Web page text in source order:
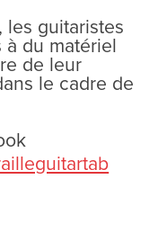
les guitaristes
du matériel
de leur
le cadre de